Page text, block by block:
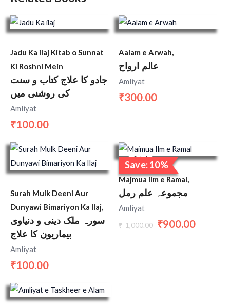
Jadu Ka ilaj Kitab o Sunnat
Ki Roshni Mein
جادو کا علاج کتاب و سنت
کی روشنی میں
Amliyat
₹100.00
Aalam e Arwah,
عالم ارواح
Amliyat
₹300.00
Surah Mulk Deeni Aur
Dunyawi Bimariyon Ka Ilaj,
سورہ ملک دینی و دنیاوی
بیماریون کا علاج
Amliyat
₹100.00
Save: 10%
Sale!
Majmua Ilm e Ramal,
مجموعہ علم رمل
Amliyat
₹ 1,000.00
Original
price
was:
₹1,000.00.
₹900.00
price